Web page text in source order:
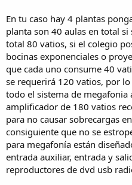
En tu caso hay 4 plantas
planta son 40 aulas en total
total 80 vatios, si el colegio
bocinas exponenciales o
que cada uno consume 40
se requerirá 120 vatios, por
todo el sistema de megafonia
amplificador de 180 vatios
para no causar sobrecargas
consiguiente que no se
para megafonía están
entrada auxiliar, entrada y
reproductores de dvd usb